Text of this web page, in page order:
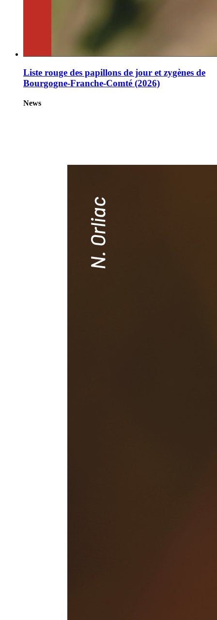
Liste rouge des papillons de jour et zygènes de
Bourgogne-Franche-Comté (2026)
News